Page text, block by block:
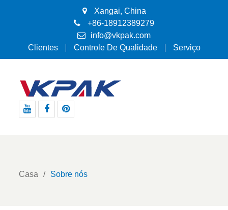
Xangai, China
+86-18912389279
info@vkpak.com
Clientes
Controle De Qualidade Serviço
Casa Sobre nós